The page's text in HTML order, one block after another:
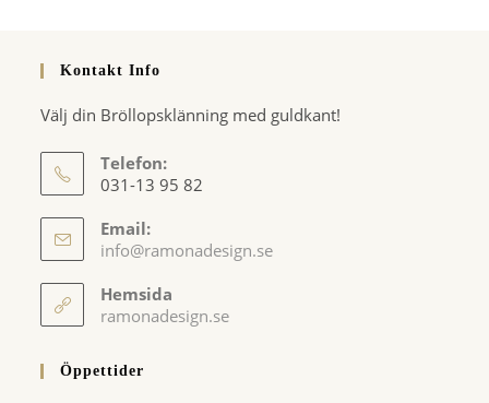
Kontakt Info
Välj din Bröllopsklänning med guldkant!
Telefon:
031-13 95 82
Email:
info@ramonadesign.seOpens
Hemsida
ramonadesign.se
Öppettider